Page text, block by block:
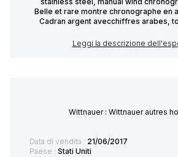
Belle et rare montre chronographe en
Cadran argent avecchiffres arabes,
Leggi la descrizione
Wittnauer : Wittnauer autres
Data di vendita : 21/06/2017
Paese : Stati Uniti